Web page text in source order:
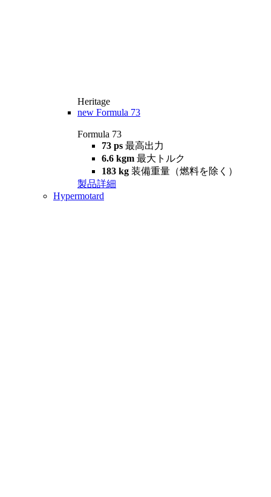
Heritage
new Formula 73
Formula 73
73 ps 最高出力
6.6 kgm 最大トルク
183 kg 装備重量（燃料を除く）
製品詳細
Hypermotard